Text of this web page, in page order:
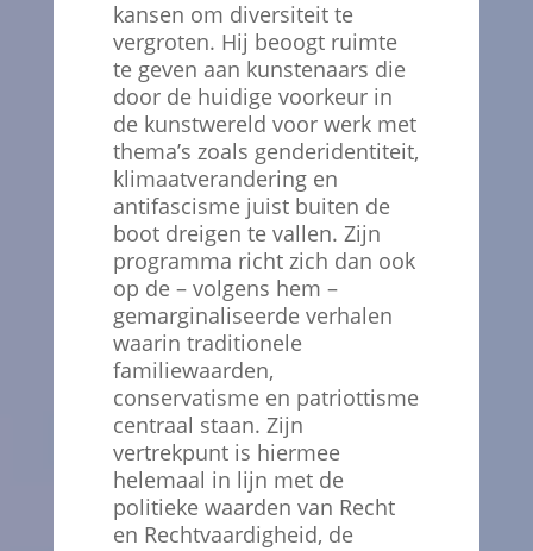
kansen om diversiteit te
vergroten. Hij beoogt ruimte
te geven aan kunstenaars die
door de huidige voorkeur in
de kunstwereld voor werk met
thema’s zoals genderidentiteit,
klimaatverandering en
antifascisme juist buiten de
boot dreigen te vallen. Zijn
programma richt zich dan ook
op de – volgens hem –
gemarginaliseerde verhalen
waarin traditionele
familiewaarden,
conservatisme en patriottisme
centraal staan. Zijn
vertrekpunt is hiermee
helemaal in lijn met de
politieke waarden van Recht
en Rechtvaardigheid, de